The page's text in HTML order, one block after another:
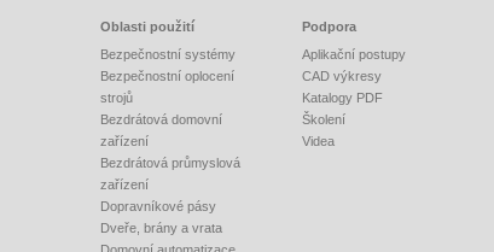
Oblasti použití
Bezpečnostní systémy
Bezpečnostní oplocení
strojů
Bezdrátová domovní
zařízení
Bezdrátová průmyslová
zařízení
Dopravníkové pásy
Dveře, brány a vrata
Podpora
Aplikační postupy
CAD výkresy
Katalogy PDF
Školení
Videa